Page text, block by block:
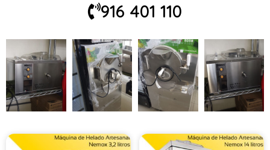
916 401 110